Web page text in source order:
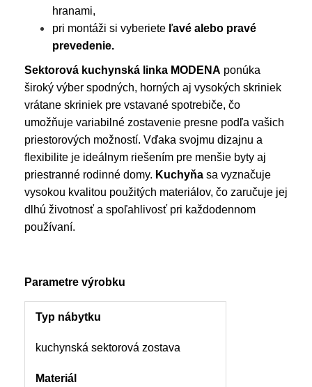
hranami,
pri montáži si vyberiete ľavé alebo pravé
prevedenie.
Sektorová kuchynská linka MODENA ponúka
široký výber spodných, horných aj vysokých skriniek
vrátane skriniek pre vstavané spotrebiče, čo
umožňuje variabilné zostavenie presne podľa vašich
priestorových možností. Vďaka svojmu dizajnu a
flexibilite je ideálnym riešením pre menšie byty aj
priestranné rodinné domy. Kuchyňa sa vyznačuje
vysokou kvalitou použitých materiálov, čo zaručuje jej
dlhú životnosť a spoľahlivosť pri každodennom
používaní.
Parametre výrobku
Typ nábytku
kuchynská sektorová zostava
Materiál